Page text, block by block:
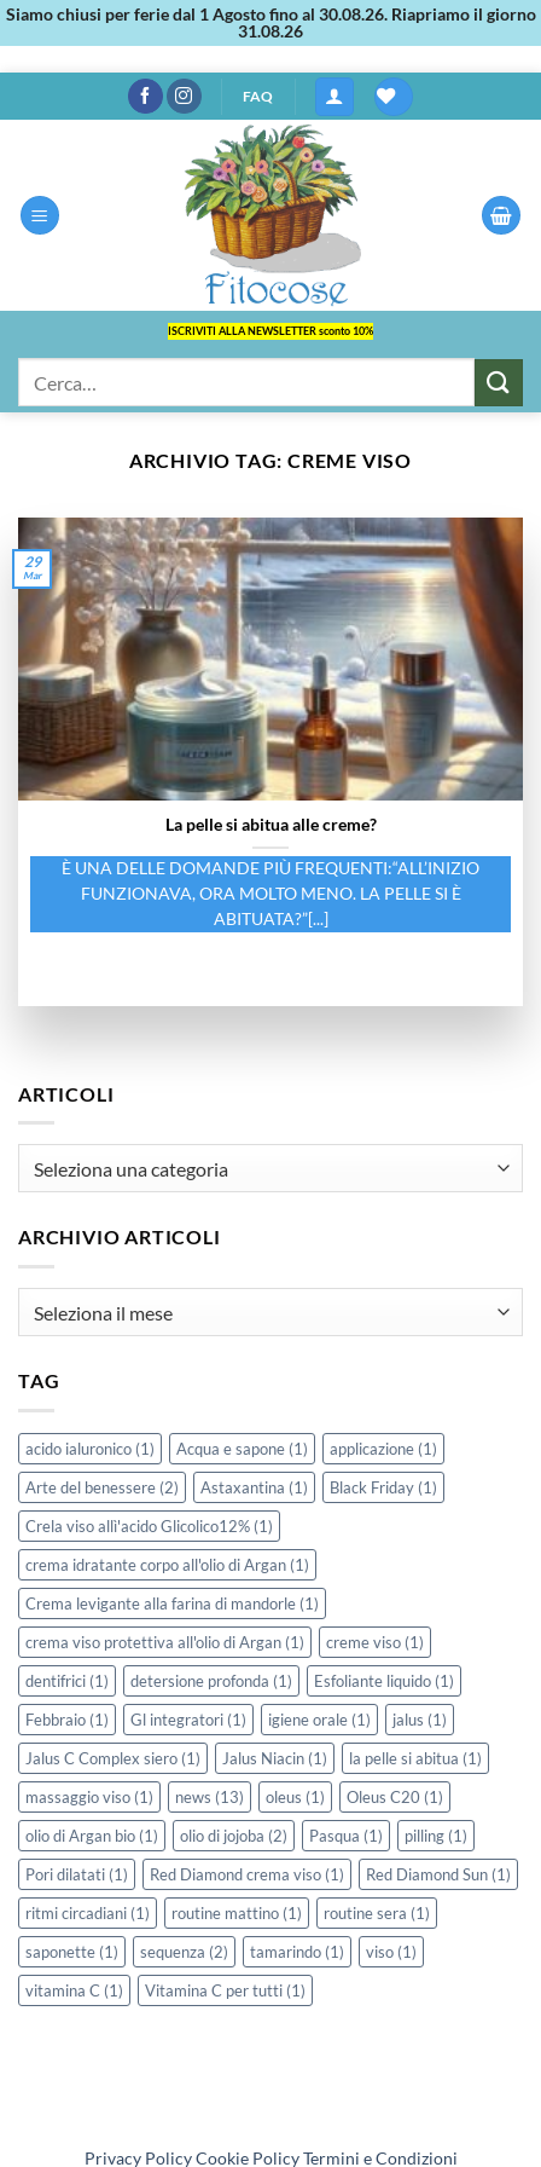
Siamo chiusi per ferie dal 1 Agosto fino al 30.08.26. Riapriamo il giorno
31.08.26
ai
FAQ
ISCRIVITI ALLA NEWSLETTER sconto 10%
ARCHIVIO TAG:CREME VISO
La pelle si abitua alle creme?
È UNA DELLE DOMANDE PIÙ FREQUENTI:“ALL’INIZIO
FUNZIONAVA, ORA MOLTO MENO. LA PELLE SI È
ABITUATA?”[...]
29
Mar
ARTICOLI
ARCHIVIO ARTICOLI
TAG
acido ialuronico (1) Acqua e sapone (1) applicazione (1)
Arte del benessere (2) Astaxantina (1) Black Friday (1)
Crela viso allì'acido Glicolico12% (1)
crema idratante corpo all'olio di Argan (1)
Crema levigante alla farina di mandorle (1)
crema viso protettiva all'olio di Argan (1) creme viso (1)
dentifrici (1) detersione profonda (1) Esfoliante liquido (1)
Febbraio (1) Gl integratori (1) igiene orale (1) jalus (1)
Jalus C Complex siero (1) Jalus Niacin (1) la pelle si abitua (1)
massaggio viso (1) news (13) oleus (1) Oleus C20 (1)
olio di Argan bio (1) olio di jojoba (2) Pasqua (1) pilling (1)
Pori dilatati (1) Red Diamond crema viso (1) Red Diamond Sun (1)
ritmi circadiani (1) routine mattino (1) routine sera (1)
saponette (1) sequenza (2) tamarindo (1) viso (1)
vitamina C (1) Vitamina C per tutti (1)
Privacy Policy Cookie Policy Termini e Condizioni